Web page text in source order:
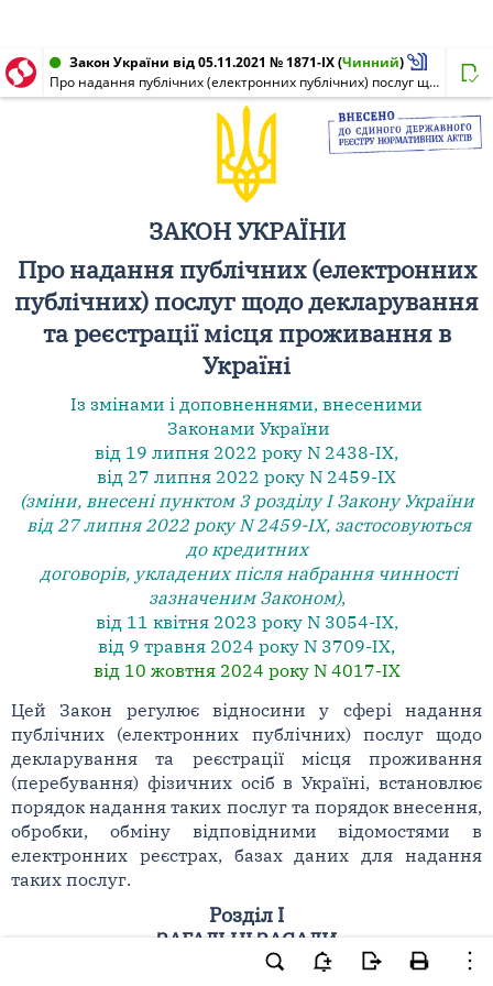
Закон України від 05.11.2021 № 1871-IX(Чинний)
Про надання публічних (електронних публічних) послуг щодо декларування та реєстрації місця проживання в Україні